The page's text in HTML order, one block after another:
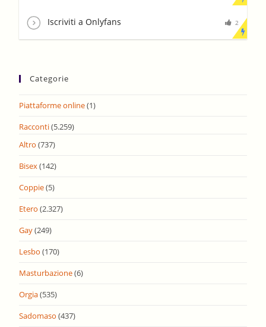
Iscriviti a Onlyfans 2
Categorie
Piattaforme online(1)
Racconti(5.259)
Altro (737)
Bisex(142)
Coppie(5)
Etero (2.327)
Gay(249)
Lesbo (170)
Masturbazione(6)
Orgia(535)
Sadomaso (437)